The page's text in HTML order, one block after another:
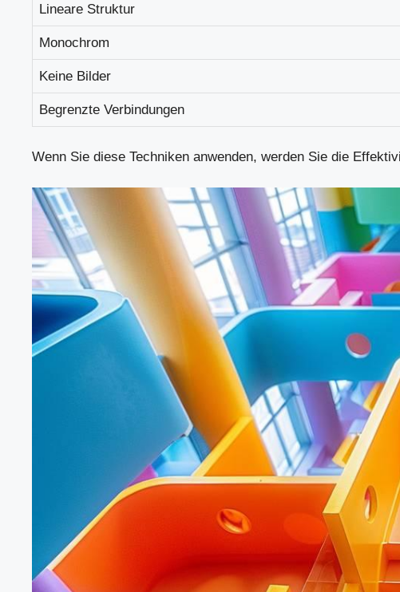
Lineare Struktur
Monochrom
Keine Bilder
Begrenzte Verbindungen
Wenn Sie diese Techniken anwenden, werden Sie die